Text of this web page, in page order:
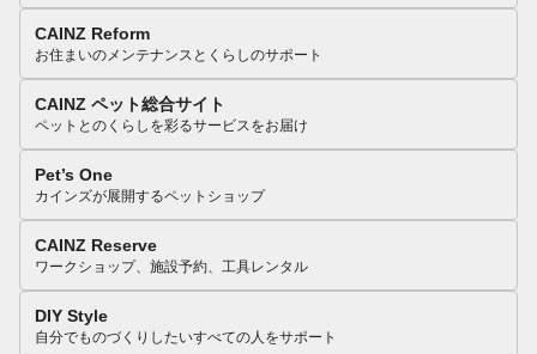
CAINZ Reform
お住まいのメンテナンスとくらしのサポート
CAINZ ペット総合サイト
ペットとのくらしを彩るサービスをお届け
Pet’s One
カインズが展開するペットショップ
CAINZ Reserve
ワークショップ、施設予約、工具レンタル
DIY Style
自分でものづくりしたいすべての人をサポート